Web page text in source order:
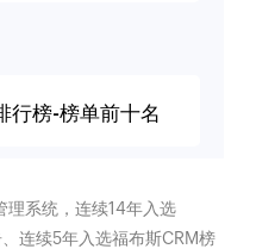
行榜-榜单前十名
理系统，连续14年入选
连续5年入选福布斯CRM榜